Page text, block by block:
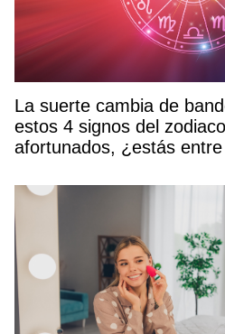
La suerte cambia de
estos 4 signos del
afortunados, ¿estás